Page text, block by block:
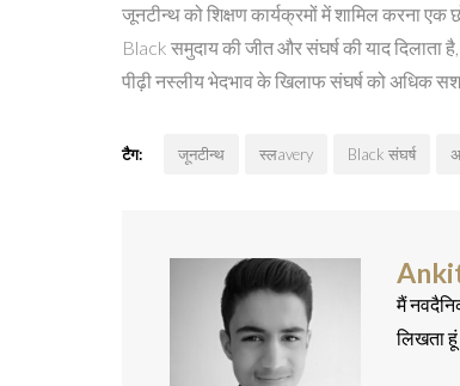
जूनटीन्थ को शिक्षण कार्यक्रमों में शामिल करना
Black समुदाय की जीत और संघर्ष की याद दिलाता
पीढ़ी नस्लीय भेदभाव के खिलाफ संघर्ष को अधिक
टैग: जूनटीन्थ स्लavery Black संघर्ष
मैं
लिखता